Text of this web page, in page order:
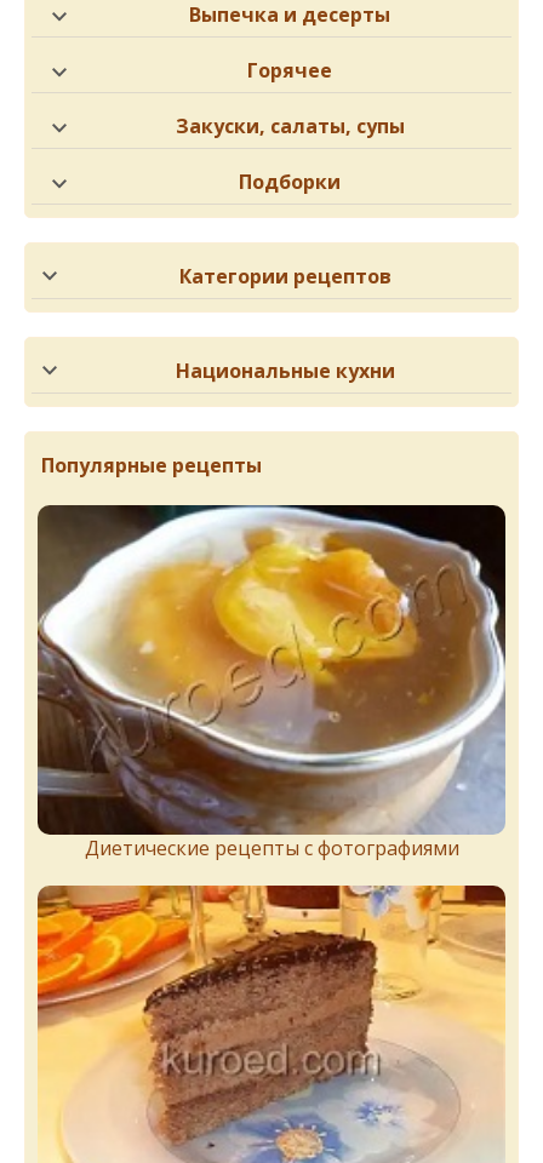
Выпечка и десерты
Горячее
Закуски, салаты, супы
Подборки
Категории рецептов
Национальные кухни
Популярные рецепты
Диетические рецепты с фотографиями